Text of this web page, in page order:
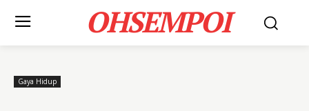
OHSEMPOI
Gaya Hidup